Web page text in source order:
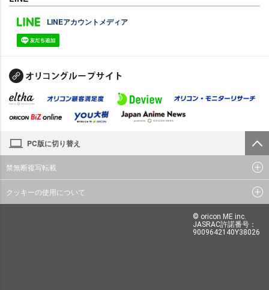
LINEアカウントメディア
PC版に切り替え
禁無断複写転載
クッキーの使用について
© oricon ME inc.
JASRAC許諾番号：
9009642140Y38026